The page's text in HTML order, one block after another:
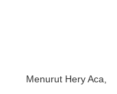
Menurut Hery Aca,